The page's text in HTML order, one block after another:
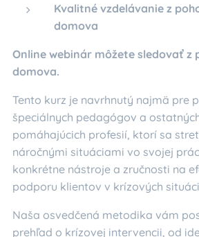
Kvalitné vzdelávanie z
domova
Online webinár môžete sledovať z
domova.
Tento kurz je navrhnutý najmä pre
špeciálnych pedagógov a
pomáhajúcich profesií, ktorí sa
náročnými situáciami vo svojej
konkrétne nástroje a zručnosti na
podporu klientov v krízových
Naša osvedčená metodika vám
prehľad o krízovej intervencii, od